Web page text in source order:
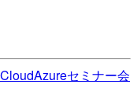
Azureセミナー会